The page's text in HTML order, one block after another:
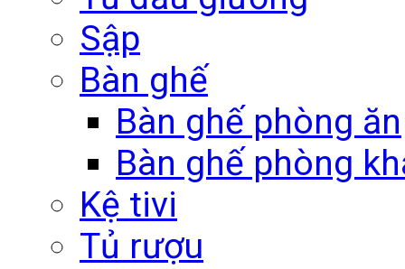
Sập
Bàn ghế
Bàn ghế phòng ăn
Bàn ghế phòng
Kệ tivi
Tủ rượu